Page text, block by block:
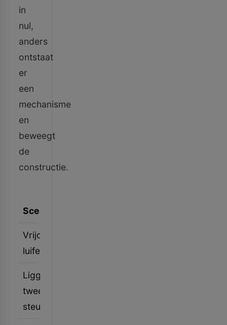
in
nul,
anders
ontstaat
er
een
mechanisme
en
beweegt
de
constructie.
Scenario
Vrijdragende
luifel
Ligger op
twee
steunpunten